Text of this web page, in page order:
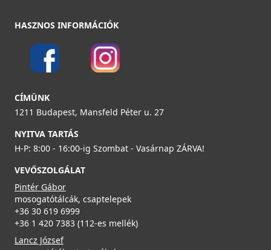
ELLECI - Víztisztító készülék Pure Ultra + ajándék
MOKCAUBKsz
Részletek
ELLECI - Csaptelep Tourmaline Plus pure Keratek K86
119 990 Ft
ELLECI - Csaptelep Tourmaline Plus pure Inox
HASZNOS INFORMÁCIÓK
CÍMÜNK
1211 Budapest, Mansfeld Péter u. 27
NYITVA TARTÁS
H-P: 8:00 - 16:00-ig Szombat - Vasárnap ZÁRVA!
VEVŐSZOLGÁLAT
Pintér Gábor
mosogatótálcák, csaptelepek
+36 30 619 6999
+36 1 420 7383 (112-es mellék)
Lancz József